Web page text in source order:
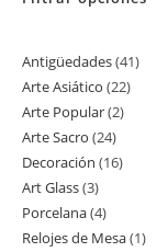
Antigüedades 4141
Arte Asiático 2222
Arte Popular 22
Arte Sacro 2424
Decoración 1616
Art Glass 33
productos
Porcelana 44
productos
Relojes de Mesa 11